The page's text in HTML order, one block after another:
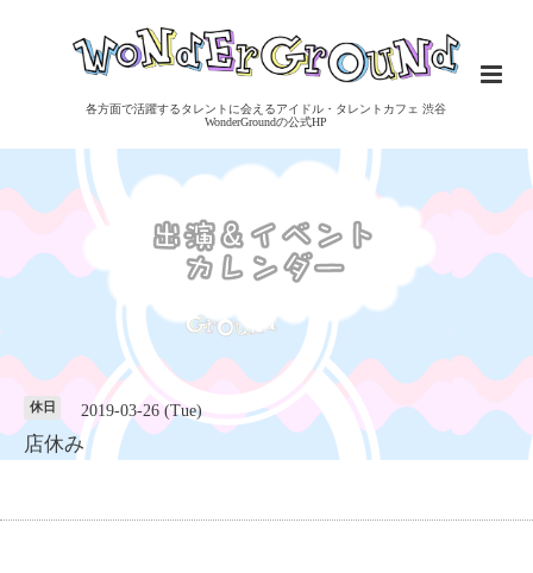
各方面で活躍するタレントに会えるアイドル・タレントカフェ 渋谷
WonderGroundの公式HP
休日 2019-03-26 (Tue)
店休み